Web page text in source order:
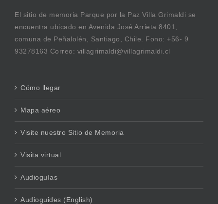
El sitio de memoria Parque por la Paz Villa Grimaldi se
encuentra ubicado en Avenida José Arrieta 8401,
comuna de Peñalolén, Santiago, Chile. Fono: +56- 9
93278163 Correo: villagrimaldi@villagrimaldi.cl
Cómo llegar
Mapa aéreo
Visite nuestro Sitio de Memoria
Visita virtual
Audioguías
Audioguides (English)